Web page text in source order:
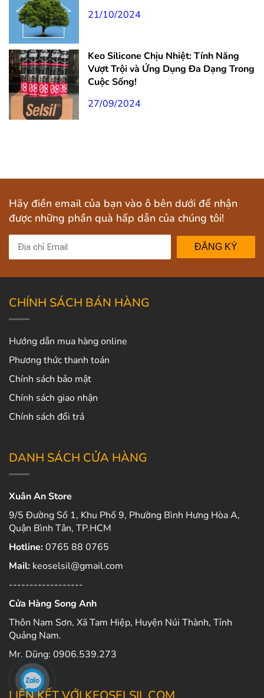
21/10/2024
Keo Silicone Chịu Nhiệt: Tính Năng
Vượt Trội và Ứng Dụng Đa Dạng Trong
Cuộc Sống!
27/09/2024
Hãy điền email của bạn vào ô bên dưới để nhận
được những phần quà hấp dẫn của chúng tôi!
ĐĂNG KÝ
CHÍNH SÁCH BÁN HÀNG
Hướng dẫn mua hàng online
Phương thức thanh toán
Chính sách bảo mật
Chính sách giao nhận
Chính sách đổi trả
DANH SÁCH CỬA HÀNG
Xuân An Store
9/5 Đường Số 1, Khu Phố 9, Phường Bình Hưng Hòa A,
Quận Bình Tân, TP.HCM
Hotline:0765 88 0765
Mail: keoselsil@gmail.com
------------------
Cửa Hàng Song Anh
Thôn Nam Sơn, Xã Tam Hiệp, Huyện Núi Thành, Tỉnh
Quảng Nam.
Mr. Dũng: 0906.539.273